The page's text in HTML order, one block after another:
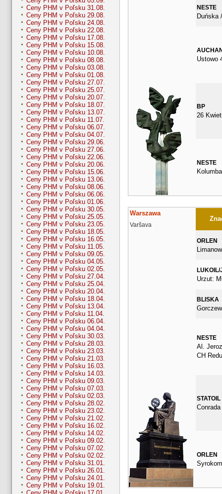
Ceny PHM v Poľsku 31.08.
Ceny PHM v Poľsku 29.08.
Ceny PHM v Poľsku 24.08.
Ceny PHM v Poľsku 22.08.
Ceny PHM v Poľsku 17.08.
Ceny PHM v Poľsku 15.08.
Ceny PHM v Poľsku 10.08.
Ceny PHM v Poľsku 08.08.
Ceny PHM v Poľsku 03.08.
Ceny PHM v Poľsku 01.08.
Ceny PHM v Poľsku 27.07.
Ceny PHM v Poľsku 25.07.
Ceny PHM v Poľsku 20.07.
Ceny PHM v Poľsku 18.07.
Ceny PHM v Poľsku 13.07.
Ceny PHM v Poľsku 11.07.
Ceny PHM v Poľsku 06.07.
Ceny PHM v Poľsku 04.07.
Ceny PHM v Poľsku 29.06.
Ceny PHM v Poľsku 27.06.
Ceny PHM v Poľsku 22.06.
Ceny PHM v Poľsku 20.06.
Ceny PHM v Poľsku 15.06.
Ceny PHM v Poľsku 13.06.
Ceny PHM v Poľsku 08.06.
Ceny PHM v Poľsku 06.06.
Ceny PHM v Poľsku 01.06.
Ceny PHM v Poľsku 30.05.
Ceny PHM v Poľsku 25.05.
Ceny PHM v Poľsku 23.05.
Ceny PHM v Poľsku 18.05.
Ceny PHM v Poľsku 16.05.
Ceny PHM v Poľsku 11.05.
Ceny PHM v Poľsku 09.05.
Ceny PHM v Poľsku 04.05.
Ceny PHM v Poľsku 02.05.
Ceny PHM v Poľsku 27.04.
Ceny PHM v Poľsku 25.04.
Ceny PHM v Poľsku 20.04.
Ceny PHM v Poľsku 18.04.
Ceny PHM v Poľsku 13.04.
Ceny PHM v Poľsku 11.04.
Ceny PHM v Poľsku 06.04.
Ceny PHM v Poľsku 04.04.
Ceny PHM v Poľsku 30.03.
Ceny PHM v Poľsku 28.03.
Ceny PHM v Poľsku 23.03.
Ceny PHM v Poľsku 21.03.
Ceny PHM v Poľsku 16.03.
Ceny PHM v Poľsku 14.03.
Ceny PHM v Poľsku 09.03.
Ceny PHM v Poľsku 07.03.
Ceny PHM v Poľsku 02.03.
Ceny PHM v Poľsku 28.02.
Ceny PHM v Poľsku 23.02.
Ceny PHM v Poľsku 21.02.
Ceny PHM v Poľsku 16.02.
Ceny PHM v Poľsku 14.02.
Ceny PHM v Poľsku 09.02.
Ceny PHM v Poľsku 07.02.
Ceny PHM v Poľsku 02.02.
Ceny PHM v Poľsku 31.01.
Ceny PHM v Poľsku 26.01.
Ceny PHM v Poľsku 24.01.
Ceny PHM v Poľsku 19.01.
NESTE
Duńska
Ustowo
BP
26
NESTE
Warszawa
Varšava
ORLEN
LUKOIL/
Urzut:
BLISKA
NESTE
Al.
CH
STATOIL
Conrada
ORLEN